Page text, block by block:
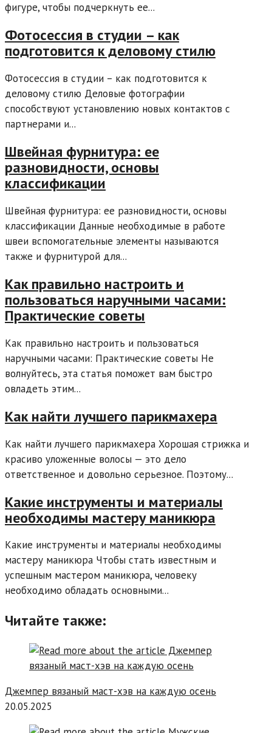
фигуре, чтобы подчеркнуть ее...
Фотосессия в студии – как
подготовится к деловому стилю
Фотосессия в студии – как подготовится к
деловому стилю Деловые фотографии
способствуют установлению новых контактов с
партнерами и...
Швейная фурнитура: ее
разновидности, основы
классификации
Швейная фурнитура: ее разновидности, основы
классификации Данные необходимые в работе
швеи вспомогательные элементы называются
также и фурнитурой для...
Как правильно настроить и
пользоваться наручными часами:
Практические советы
Как правильно настроить и пользоваться
наручными часами: Практические советы Не
волнуйтесь, эта статья поможет вам быстро
овладеть этим...
Как найти лучшего парикмахера
Как найти лучшего парикмахера Хорошая стрижка и
красиво уложенные волосы — это дело
ответственное и довольно серьезное. Поэтому...
Какие инструменты и материалы
необходимы мастеру маникюра
Какие инструменты и материалы необходимы
мастеру маникюра Чтобы стать известным и
успешным мастером маникюра, человеку
необходимо обладать основными...
Читайте также:
Джемпер вязаный маст-хэв на каждую осень
20.05.2025